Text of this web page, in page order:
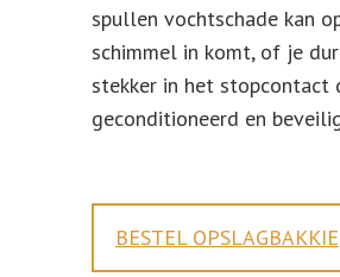
spullen vochtschade kan
schimmel in komt, of je
stekker in het stopcontact
geconditioneerd en
BESTEL OPSLAGBAKKIE